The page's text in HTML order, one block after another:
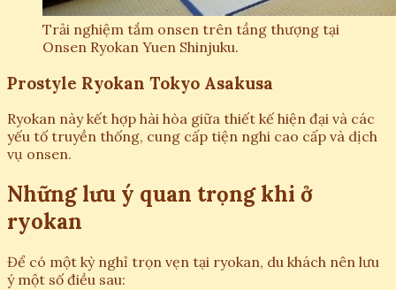
Trải nghiệm tắm onsen trên tầng thượng tại
Onsen Ryokan Yuen Shinjuku.
Prostyle Ryokan Tokyo Asakusa
Ryokan này kết hợp hài hòa giữa thiết kế hiện đại và các
yếu tố truyền thống, cung cấp tiện nghi cao cấp và dịch
vụ onsen.
Những lưu ý quan trọng khi ở
ryokan
Để có một kỳ nghỉ trọn vẹn tại ryokan, du khách nên lưu
ý một số điều sau: